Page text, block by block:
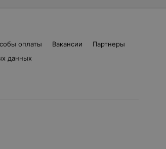
оплаты Вакансии
Партнеры
данных